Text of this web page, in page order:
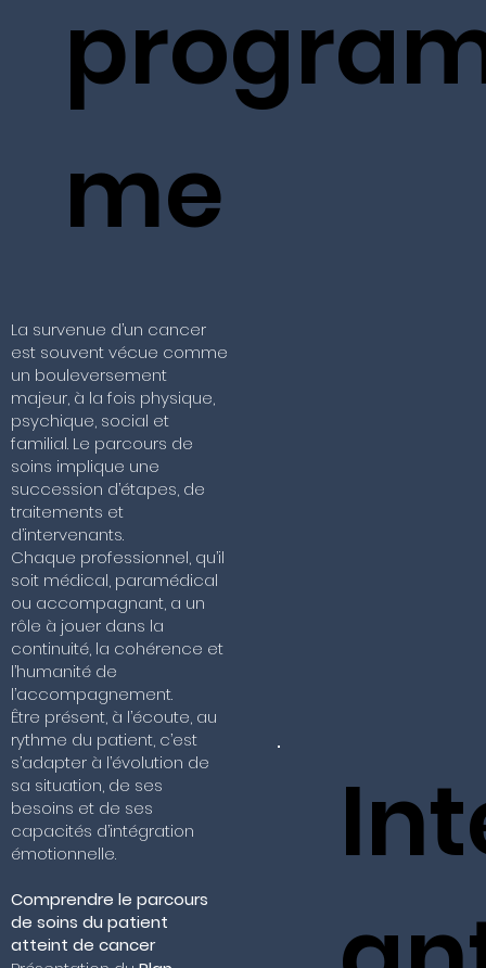
me
La survenue d’un cancer
est souvent vécue comme
un bouleversement
majeur, à la fois physique,
psychique, social et
familial. Le parcours de
soins implique une
succession d’étapes, de
traitements et
d’intervenants.
Chaque professionnel, qu’il
soit médical, paramédical
ou accompagnant, a un
rôle à jouer dans la
continuité, la cohérence et
l’humanité de
l’accompagnement.
Être présent, à l’écoute, au
rythme du patient, c’est
s’adapter à l’évolution de
sa situation, de ses
besoins et de ses
capacités d’intégration
émotionnelle.
Comprendre le parcours
de soins du patient
atteint de cancer